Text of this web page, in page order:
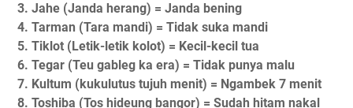
3. Jahe (Janda herang) = Janda bening
4. Tarman (Tara mandi) = Tidak suka mandi
5. Tiklot (Letik-letik kolot) = Kecil-kecil tua
6. Tegar (Teu gableg ka era) = Tidak punya malu
7. Kultum (kukulutus tujuh menit) = Ngambek 7 menit
8. Toshiba (Tos hideung bangor) = Sudah hitam nakal